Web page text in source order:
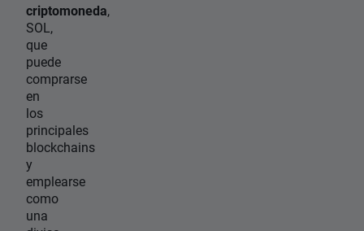
criptomoneda,
SOL,
que
puede
comprarse
en
los
principales
blockchains
y
emplearse
como
una